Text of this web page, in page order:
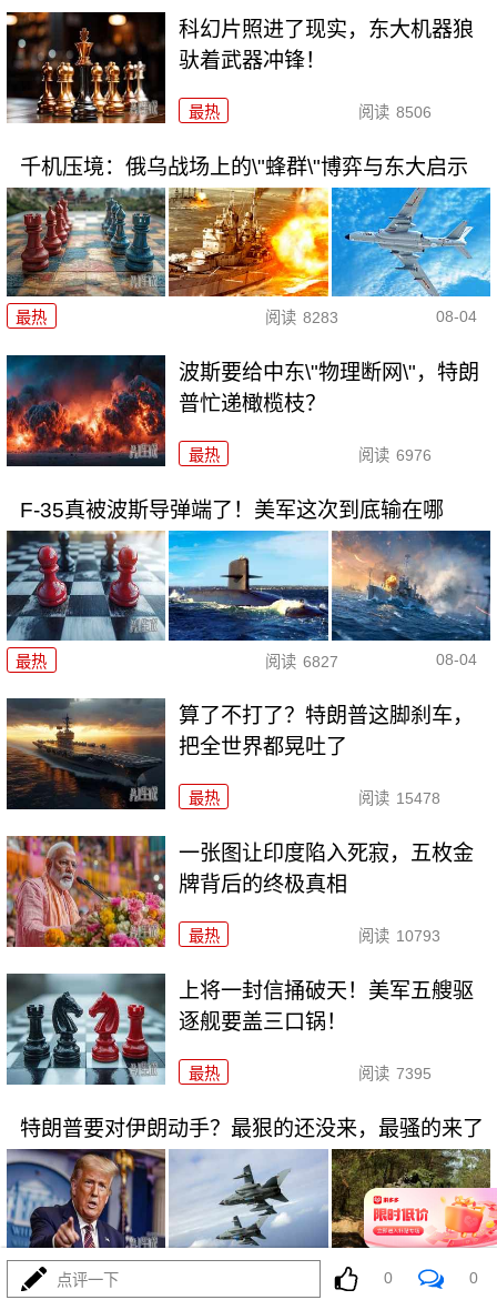
科幻片照进了现实，东大机器狼
驮着武器冲锋！
最热 阅读 8506
千机压境：俄乌战场上的\"蜂群\"博弈与东大启示
最热 阅读 8283 08-04
波斯要给中东\"物理断网\"，特朗
普忙递橄榄枝？
最热 阅读 6976
F-35真被波斯导弹端了！美军这次到底输在哪
最热 阅读 6827 08-04
算了不打了？特朗普这脚刹车，
把全世界都晃吐了
最热 阅读 15478
一张图让印度陷入死寂，五枚金
牌背后的终极真相
最热 阅读 10793
上将一封信捅破天！美军五艘驱
逐舰要盖三口锅！
最热 阅读 7395
特朗普要对伊朗动手？最狠的还没来，最骚的来了
最热 5996 08-03
点评一下 0 0